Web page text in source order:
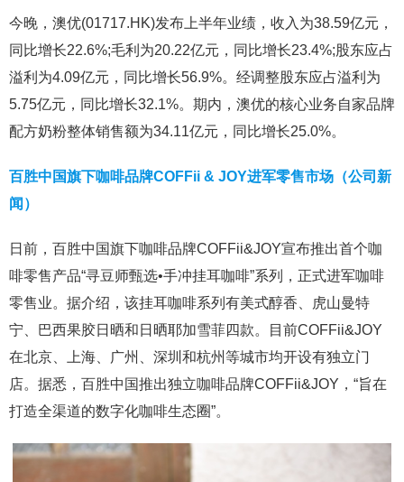
今晚，澳优(01717.HK)发布上半年业绩，收入为38.59亿元，
同比增长22.6%;毛利为20.22亿元，同比增长23.4%;股东应占
溢利为4.09亿元，同比增长56.9%。经调整股东应占溢利为
5.75亿元，同比增长32.1%。期内，澳优的核心业务自家品牌
配方奶粉整体销售额为34.11亿元，同比增长25.0%。
百胜中国旗下咖啡品牌COFFii & JOY进军零售市场（公司新
闻）
日前，百胜中国旗下咖啡品牌COFFii&JOY宣布推出首个咖
啡零售产品“寻豆师甄选•手冲挂耳咖啡”系列，正式进军咖啡
零售业。据介绍，该挂耳咖啡系列有美式醇香、虎山曼特
宁、巴西果胶日晒和日晒耶加雪菲四款。目前COFFii&JOY
在北京、上海、广州、深圳和杭州等城市均开设有独立门
店。据悉，百胜中国推出独立咖啡品牌COFFii&JOY，“旨在
打造全渠道的数字化咖啡生态圈”。